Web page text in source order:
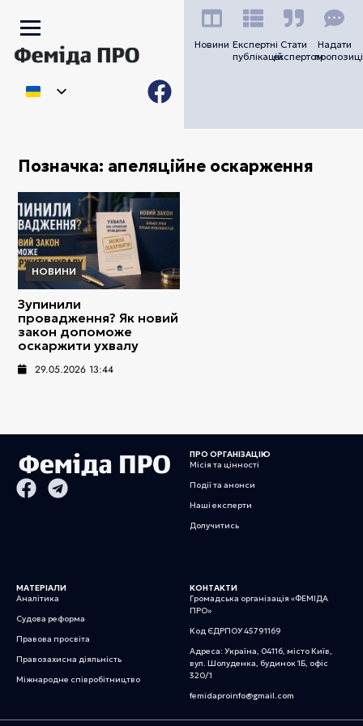
Новини Експертні
публікацій
Стати
експертом
Надати
Позначка: апеляційне оскарження
НОВИНИ
Зупинили
провадження? Як новий
закон допоможе
оскаржити ухвалу
29.05.2026 13:44
ПРО ОРГАНІЗАЦІЮ
Місія та цінності
Події та анонси
Наші експерти
Долучитись
МАТЕРІАЛИ
Аналітика
Судова реформа
Правова просвіта
Правозахисна діяльність
Міжнародне співробітництво
КОНТАКТИ
Громадська організація «ФЕМІДА
ПРО»
Код ЄДРПОУ 45791169
Адреса: Україна, 04116, місто Київ,
вул. Шолуденка, будинок 1Б, офіс
320/1
femidaproinfo@gmail.com